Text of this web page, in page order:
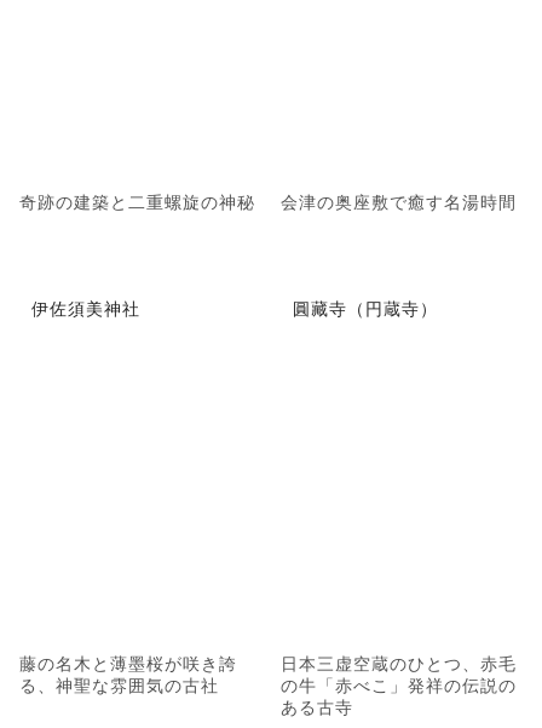
奇跡の建築と二重螺旋の神秘 会津の奥座敷で癒す名湯時間
伊佐須美神社
藤の名木と薄墨桜が咲き誇
る、神聖な雰囲気の古社
圓藏寺（円蔵寺）
日本三虚空蔵のひとつ、赤毛
の牛「赤べこ」発祥の伝説の
ある古寺